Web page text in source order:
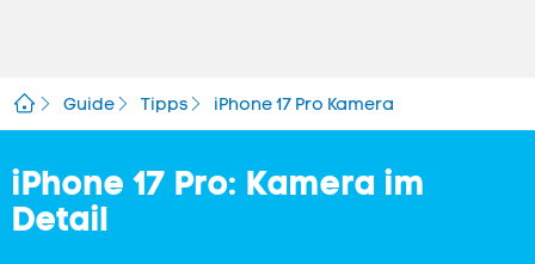
Guide Tipps iPhone 17 Pro Kamera
iPhone 17 Pro: Kamera im
Detail